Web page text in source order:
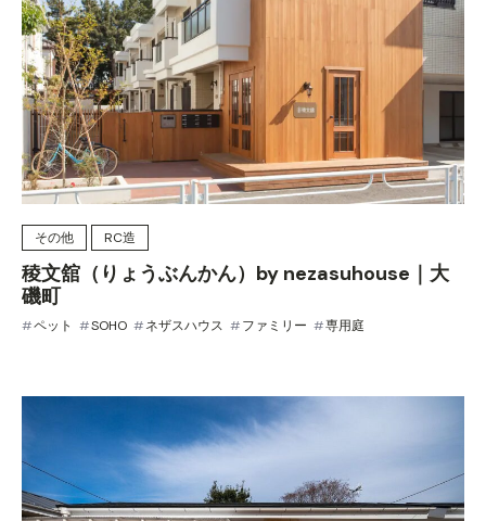
その他 RC造
稜文舘（りょうぶんかん）by nezasuhouse｜大
磯町
ペット SOHO ネザスハウス ファミリー 専用庭